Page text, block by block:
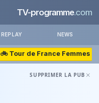
TV-programme.com
REPLAY NEWS
🚲 Tour de France Femmes
SUPPRIMER LA PUB